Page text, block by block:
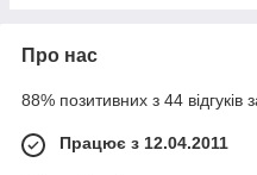
Про нас
88% позитивних з 44 відгуків
Працює з 12.04.2011